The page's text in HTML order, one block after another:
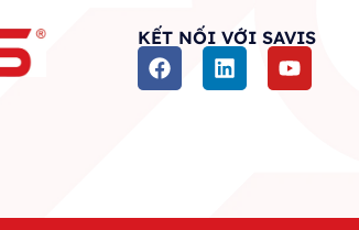
KẾT NỐI VỚI SAVIS